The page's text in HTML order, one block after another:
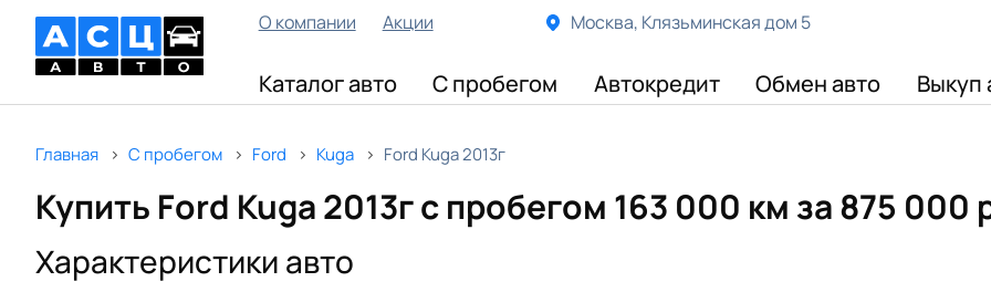
О компании Акции Москва, Клязьминская дом 5
Каталог авто С пробегом Автокредит Обмен авто Выкуп
Главная С пробегом Ford Kuga Ford Kuga 2013г
Купить Ford Kuga 2013г с пробегом 163 000 км за 875 000
Характеристики авто